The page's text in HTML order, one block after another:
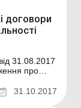
договори
31.08.2017
про
31.10.2017